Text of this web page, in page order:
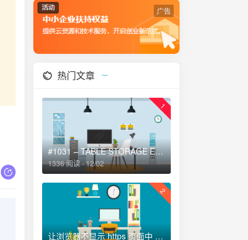
广告
热门文章
1
#1031 – TABLE STORAGE ENGINE FOR ” DOESN’T HAVE THIS OPTION解决方法
1336 阅读 - 12/02
2
让浏览器不显示 https 页面中 http 请求警报 http-equiv=”Content-Security-Policy” content=”upgrade-insecure-requests”